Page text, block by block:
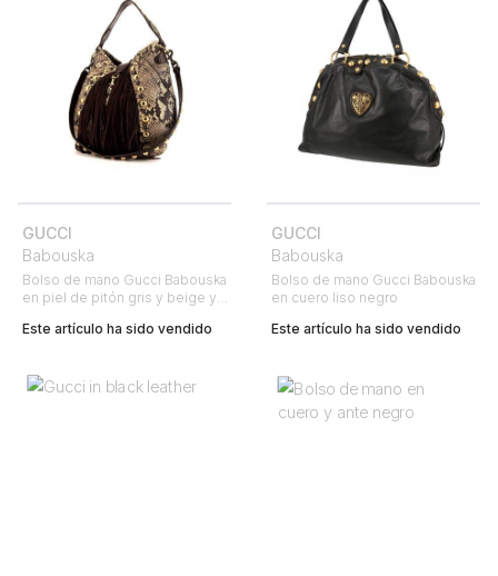
GUCCI
Babouska
Bolso de mano Gucci Babouska
en piel de pitón gris y beige y
Este artículo ha sido vendido
GUCCI
Babouska
Bolso de mano Gucci Babouska
en cuero liso negro
Este artículo ha sido vendido